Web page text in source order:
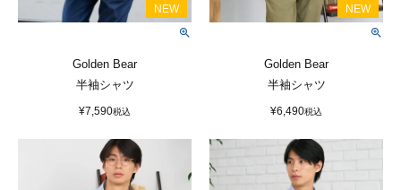
Golden Bear
半袖シャツ
¥7,590税込
Golden Bear
半袖シャツ
¥6,490税込